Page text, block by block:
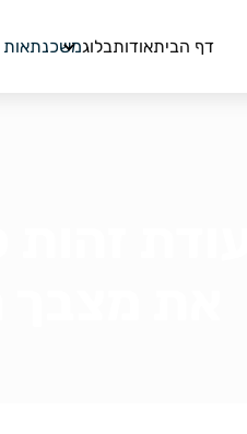
דף הביתאודותבלוגמשכנתאות